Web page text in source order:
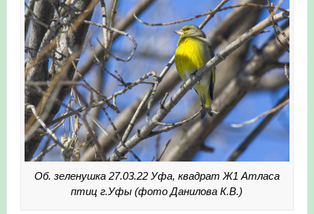
Об. зеленушка 27.03.22 Уфа, квадрат Ж1 Атласа
птиц г.Уфы (фото Данилова К.В.)